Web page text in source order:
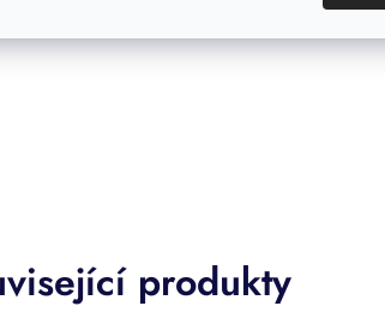
produkty